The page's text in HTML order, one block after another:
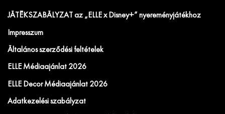
JÁTÉKSZABÁLYZAT az „ELLE x Disney+” nyereményjátékhoz
Impresszum
Általános szerződési feltételek
ELLE Médiaajánlat 2026
ELLE Decor Médiaajánlat 2026
Adatkezelési szabályzat